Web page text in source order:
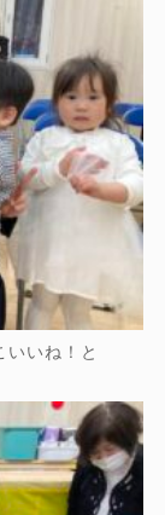
いいね！と